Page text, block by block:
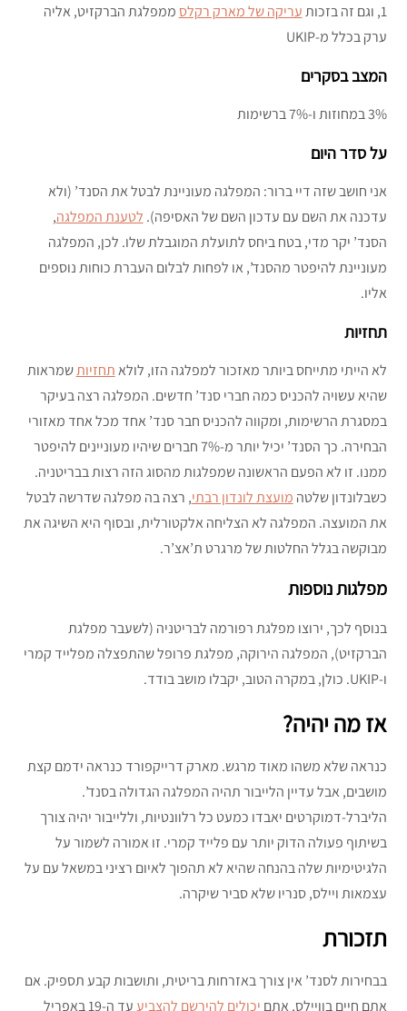
1, וגם זה בזכות עריקה של מארק רקלסממפלגת הברקזיט, אליה
ערק בכלל מ-UKIP
המצב בסקרים
3% במחוזות ו-7% ברשימות
על סדר היום
אני חושב שזה דיי ברור: המפלגה מעוניינת לבטל את הסנד’ (ולא
עדכנה את השם עם עדכון השם של האסיפה). לטענת המפלגה,
הסנד’ יקר מדי, בטח ביחס לתועלת המוגבלת שלו. לכן, המפלגה
מעוניינת להיפטר מהסנד’, או לפחות לבלום העברת כוחות נוספים
אליו.
תחזיות
לא הייתי מתייחס ביותר מאזכור למפלגה הזו, לולאתחזיותשמראות
שהיא עשויה להכניס כמה חברי סנד’ חדשים. המפלגה רצה בעיקר
במסגרת הרשימות, ומקווה להכניס חבר סנד’ אחד מכל אחד מאזורי
הבחירה. כך הסנד’ יכיל יותר מ-7% חברים שיהיו מעוניינים להיפטר
ממנו. זו לא הפעם הראשונה שמפלגות מהסוג הזה רצות בבריטניה.
כשבלונדון שלטה מועצת לונדון רבתי, רצה בה מפלגה שדרשה לבטל
את המועצה. המפלגה לא הצליחה אלקטורלית, ובסוף היא השיגה את
מבוקשה בגלל החלטות של מרגרט ת’אצ’ר.
מפלגות נוספות
בנוסף לכך, ירוצו מפלגת רפורמה לבריטניה (לשעבר מפלגת
הברקזיט), המפלגה הירוקה, מפלגת פרופל שהתפצלה מפלייד קמרי
ו-UKIP. כולן, במקרה הטוב, יקבלו מושב בודד.
אז מה יהיה?
כנראה שלא משהו מאוד מרגש. מארק דרייקפורד כנראה ידמם קצת
מושבים, אבל עדיין הלייבור תהיה המפלגה הגדולה בסנד’.
הליברל-דמוקרטים יאבדו כמעט כל רלוונטיות, וללייבור יהיה צורך
בשיתוף פעולה הדוק יותר עם פלייד קמרי. זו אמורה לשמור על
הלגיטימיות שלה בהנחה שהיא לא תהפוך לאיום רציני במשאל עם על
עצמאות ויילס, סנריו שלא סביר שיקרה.
תזכורת
בבחירות לסנד’ אין צורך באזרחות בריטית, ותושבות קבע תספיק. אם
אתם חיים בוויילס, אתם יכולים להירשם להצביע עד ה-19 באפריל